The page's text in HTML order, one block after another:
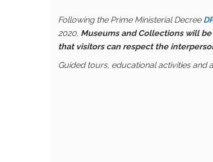
Following the Prime Ministerial Decree
2020, Museums and Collections will
that visitors can respect the
Guided tours, educational activities and